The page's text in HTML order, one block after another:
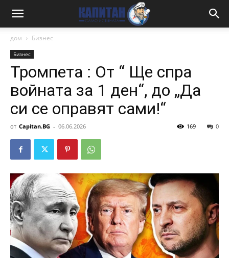
дом Бизнес
Бизнес
Тромпета : От “ Ще спра
войната за 1 ден“, до „Да
си се оправят сами!“
от Capitan.BG - 06.06.2026 0
169